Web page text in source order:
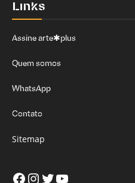
Links
Assine arte✱plus
Quem somos
WhatsApp
Contato
Sitemap
Facebook
Instagram
Twitter
Youtube